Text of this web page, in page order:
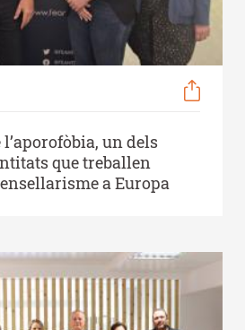
un dels
que treballen
a Europa